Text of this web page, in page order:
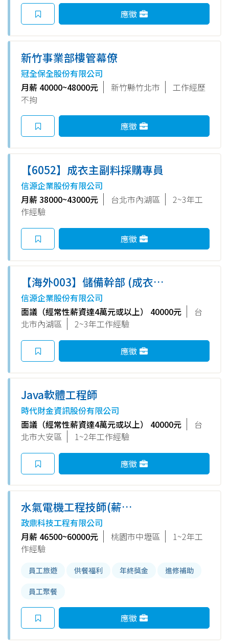
應徵
新竹事業部樓管幕僚
冠全保全股份有限公司
月薪 40000~48000元
新竹縣竹北市
工作經歷
不拘
應徵
【6052】成衣主副料採購專員
信源企業股份有限公司
月薪 38000~43000元
台北市內湖區
2~3年工
作經驗
應徵
【海外003】儲備幹部 (成衣或
紡織品製造業經驗)
信源企業股份有限公司
面議（經常性薪資達4萬元或以上） 40000元
台
北市內湖區
2~3年工作經驗
應徵
Java軟體工程師
時代財金資訊股份有限公司
面議（經常性薪資達4萬元或以上） 40000元
台
北市大安區
1~2年工作經驗
應徵
水氣電機工程技師(薪
$46500~60000，外縣市求職者
提供免費住宿)
政鼎科技工程有限公司
月薪 46500~60000元
桃園市中壢區
1~2年工
作經驗
員工旅遊 供餐福利 年終獎金 進修補助
員工聚餐
應徵